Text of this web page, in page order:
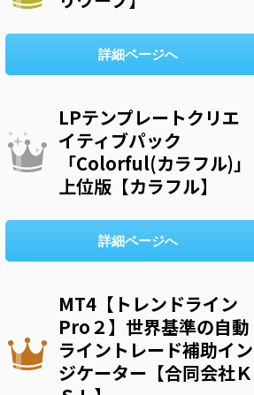
詳細ページへ
LPテンプレートクリエ
イティブパック
「Colorful(カラフル)」
上位版【カラフル】
詳細ページへ
MT4【トレンドライン
Pro２】世界基準の自動
ライントレード補助イン
ジケーター【合同会社Ｋ